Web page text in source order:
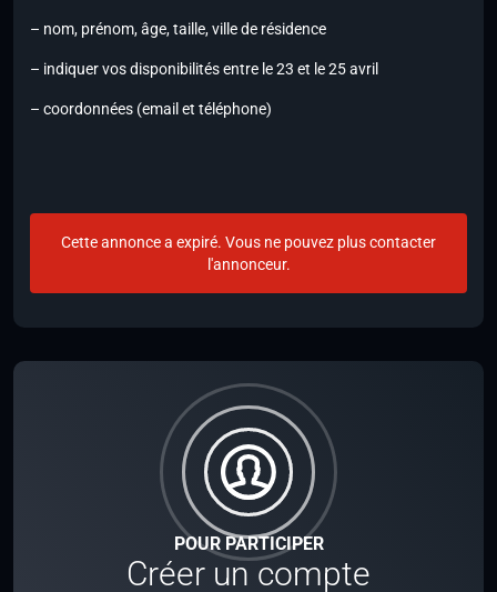
POUR PARTICIPER
Créer un compte
– nom, prénom, âge, taille, ville de résidence
– indiquer vos disponibilités entre le 23 et le 25 avril
– coordonnées (email et téléphone)
Cette annonce a expiré. Vous ne pouvez plus contacter
l'annonceur.